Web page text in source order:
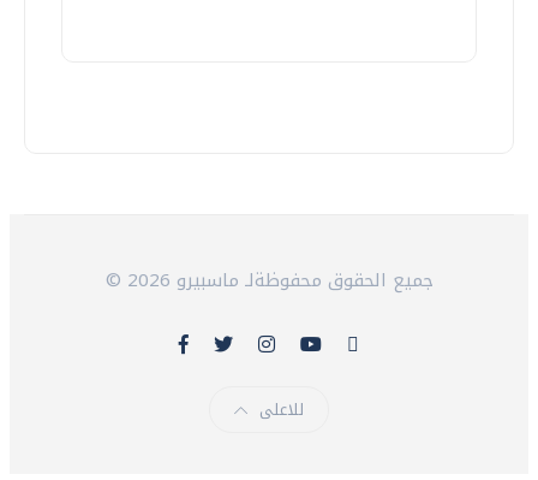
© 2026 جميع الحقوق محفوظةلـ ماسبيرو
للاعلى